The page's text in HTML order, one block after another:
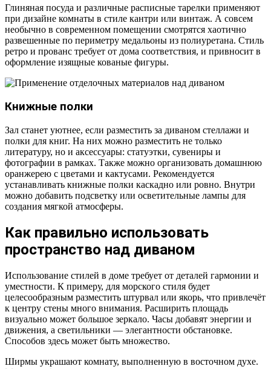
Глиняная посуда и различные расписные тарелки применяют
при дизайне комнаты в стиле кантри или винтаж. А совсем
необычно в современном помещении смотрятся хаотично
развешенные по периметру медальоны из полиуретана. Стиль
ретро и прованс требует от дома соответствия, и привносит в
оформление изящные кованые фигуры.
Книжные полки
Зал станет уютнее, если разместить за диваном стеллажи и
полки для книг. На них можно разместить не только
литературу, но и аксессуары: статуэтки, сувениры и
фотографии в рамках. Также можно организовать домашнюю
оранжерею с цветами и кактусами. Рекомендуется
устанавливать книжные полки каскадно или ровно. Внутри
можно добавить подсветку или осветительные лампы для
создания мягкой атмосферы.
Как правильно использовать
пространство над диваном
Использование стилей в доме требует от деталей гармонии и
уместности. К примеру, для морского стиля будет
целесообразным разместить штурвал или якорь, что привлечёт
к центру стены много внимания. Расширить площадь
визуально может большое зеркало. Часы добавят энергии и
движения, а светильники — элегантности обстановке.
Способов здесь может быть множество.
Ширмы украшают комнату, выполненную в восточном духе.